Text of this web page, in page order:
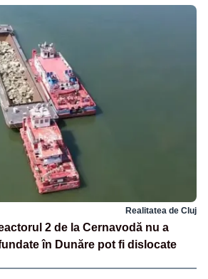
Realitatea de Cluj
2 de la Cernavodă nu a
în Dunăre pot fi dislocate